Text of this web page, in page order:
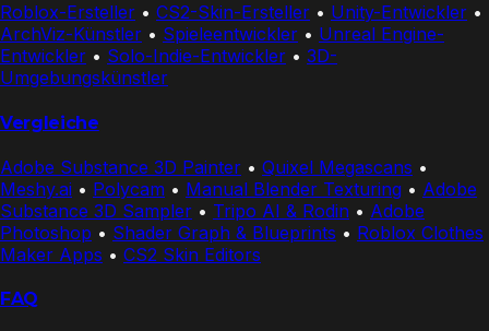
Roblox-Ersteller • CS2-Skin-Ersteller • Unity-Entwickler •
ArchViz-Künstler • Spieleentwickler • Unreal Engine-
Entwickler • Solo-Indie-Entwickler • 3D-
Umgebungskünstler
Vergleiche
Adobe Substance 3D Painter • Quixel Megascans •
Meshy.ai • Polycam • Manual Blender Texturing • Adobe
Substance 3D Sampler • Tripo AI & Rodin • Adobe
Photoshop • Shader Graph & Blueprints • Roblox Clothes
Maker Apps • CS2 Skin Editors
FAQ